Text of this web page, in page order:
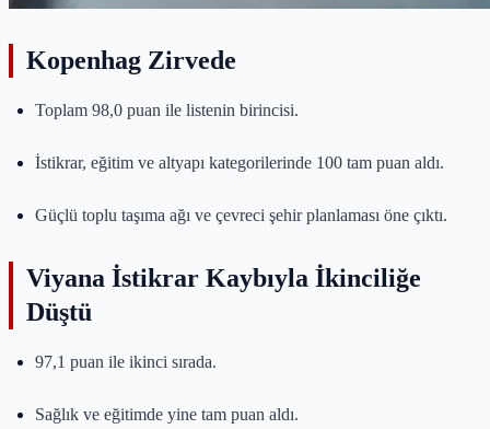
Kopenhag Zirvede
Toplam 98,0 puan ile listenin birincisi.
İstikrar, eğitim ve altyapı kategorilerinde 100 tam puan aldı.
Güçlü toplu taşıma ağı ve çevreci şehir planlaması öne çıktı.
Viyana İstikrar Kaybıyla İkinciliğe
Düştü
97,1 puan ile ikinci sırada.
Sağlık ve eğitimde yine tam puan aldı.